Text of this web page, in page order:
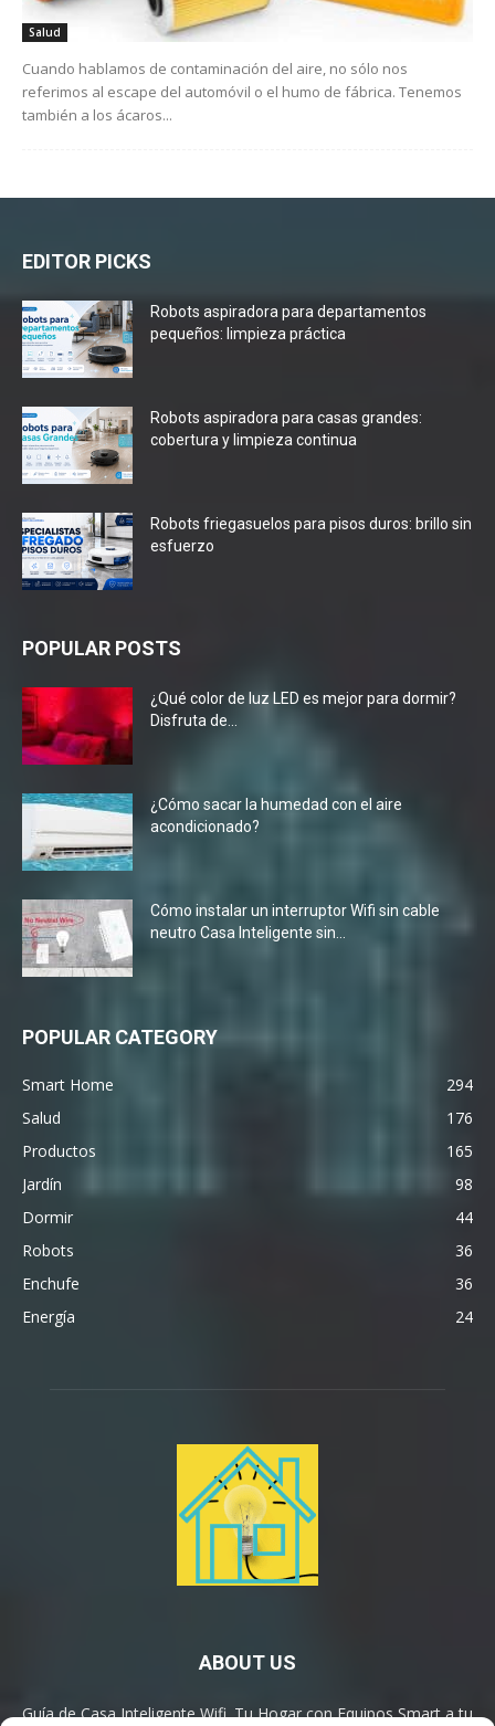
Salud
Cuando hablamos de contaminación del aire, no sólo nos
referimos al escape del automóvil o el humo de fábrica. Tenemos
también a los ácaros...
EDITOR PICKS
Robots aspiradora para departamentos
pequeños: limpieza práctica
Robots aspiradora para casas grandes:
cobertura y limpieza continua
Robots friegasuelos para pisos duros: brillo sin
esfuerzo
POPULAR POSTS
¿Qué color de luz LED es mejor para dormir?
Disfruta de...
¿Cómo sacar la humedad con el aire
acondicionado?
Cómo instalar un interruptor Wifi sin cable
neutro Casa Inteligente sin...
POPULAR CATEGORY
Smart Home
294
Salud
176
Productos
165
Jardín
98
Dormir
44
Robots
36
Enchufe
36
Energía
24
ABOUT US
Guía de Casa Inteligente Wifi. Tu Hogar con Equipos Smart a tu